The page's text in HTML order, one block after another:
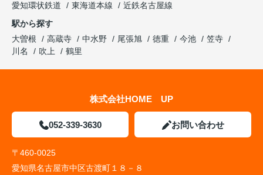
愛知環状鉄道
東海道本線
近鉄名古屋線
駅から探す
大曽根
高蔵寺 中水野 尾張旭 徳重 今池
笠寺
川名
吹上 鶴里
株式会社HOME UP
052-339-3630 お問い合わせ
〒460-0025
愛知県名古屋市中区古渡町１８－８